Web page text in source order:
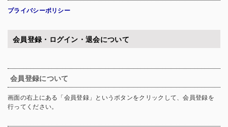
プライバシーポリシー
会員登録・ログイン・退会について
会員登録について
画面の右上にある「会員登録」というボタンをクリックして、会員登録を
行ってください。